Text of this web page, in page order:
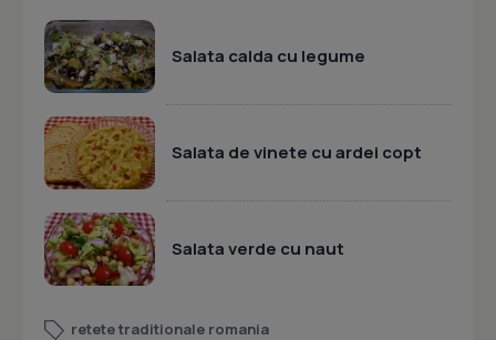
Salata calda cu legume
Salata de vinete cu ardei copt
Salata verde cu naut
retete traditionale romania